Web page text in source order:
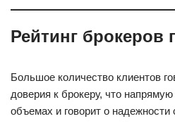
Рейтинг брокеров
Большое количество клиентов
доверия к брокеру, что
объемах и говорит о надежности